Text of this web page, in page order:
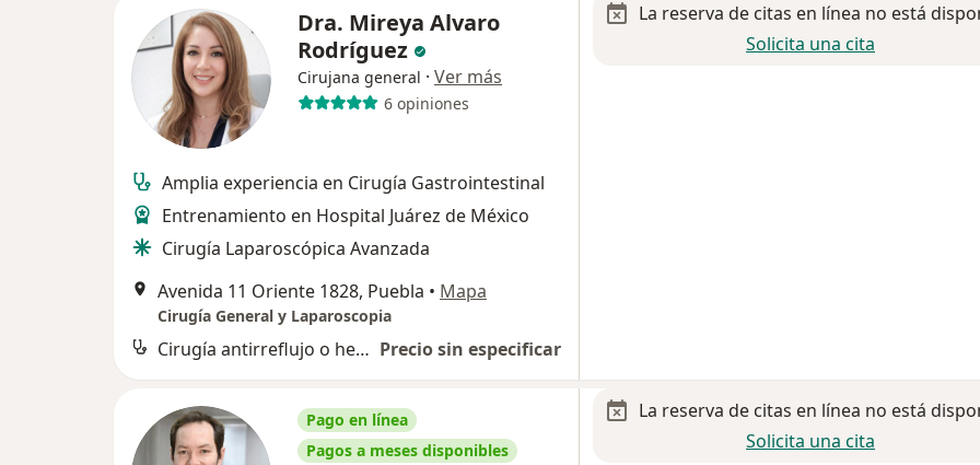
Dra. Mireya Alvaro
Rodríguez
Cirujana general · Ver más
6 opiniones
Amplia experiencia en Cirugía Gastrointestinal
Entrenamiento en Hospital Juárez de México
Cirugía Laparoscópica Avanzada
Avenida 11 Oriente 1828, Puebla • Mapa
Cirugía General y Laparoscopia
Cirugía antirreflujo o hernia hiatal Precio sin especificar
La reserva de citas en línea no está
Solicita una cita
Pago en línea
Pagos a meses disponibles
La reserva de citas en línea no está
Solicita una cita